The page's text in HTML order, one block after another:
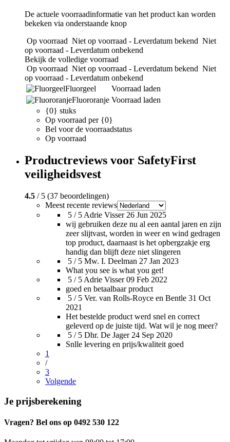
De actuele voorraadinformatie van het product kan worden
bekeken via onderstaande knop
Op voorraad Niet op voorraad - Leverdatum bekend Niet
op voorraad - Leverdatum onbekend
Bekijk de volledige voorraad
Op voorraad Niet op voorraad - Leverdatum bekend Niet
op voorraad - Leverdatum onbekend
Fluorgeel
Voorraad laden
Fluororanje Voorraad laden
{0} stuks
Op voorraad per {0}
Bel voor de voorraadstatus
Op voorraad
Productreviews voor SafetyFirst
veiligheidsvest
4.5 / 5 (37 beoordelingen)
Meest recente reviews
5 / 5 Adrie Visser 26 Jun 2025
wij gebruiken deze nu al een aantal jaren en zijn
zeer slijtvast, worden in weer en wind gedragen
top product, daarnaast is het opbergzakje erg
handig dan blijft deze niet slingeren
5 / 5 Mw. I. Deelman 27 Jan 2023
What you see is what you get!
5 / 5 Adrie Visser 09 Feb 2022
goed en betaalbaar product
5 / 5 Ver. van Rolls-Royce en Bentle 31 Oct
2021
Het bestelde product werd snel en correct
geleverd op de juiste tijd. Wat wil je nog meer?
5 / 5 Dhr. De Jager 24 Sep 2020
Snlle levering en prijs/kwaliteit goed
1
/
3
Volgende
Je prijsberekening
Vragen? Bel ons op 0492 530 122